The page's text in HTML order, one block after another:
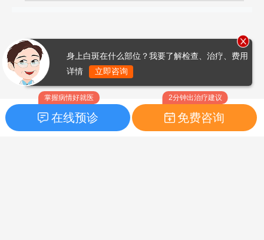
掌握病情好就医
在线预诊
2分钟出治疗建议
免费咨询
身上白斑在什么部位？我要了解检查、治疗、费用
详情
立即咨询